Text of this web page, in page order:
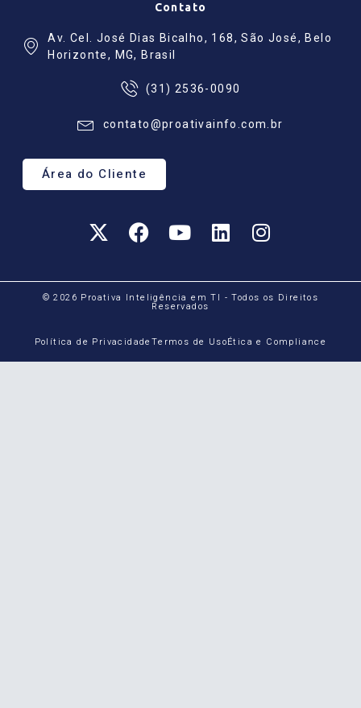
Contato
Av. Cel. José Dias Bicalho, 168, São José, Belo
Horizonte, MG, Brasil
(31) 2536-0090
contato@proativainfo.com.br
Área do Cliente
© 2026 Proativa Inteligência em TI - Todos os Direitos
Reservados
Política de PrivacidadeTermos de UsoÉtica e Compliance